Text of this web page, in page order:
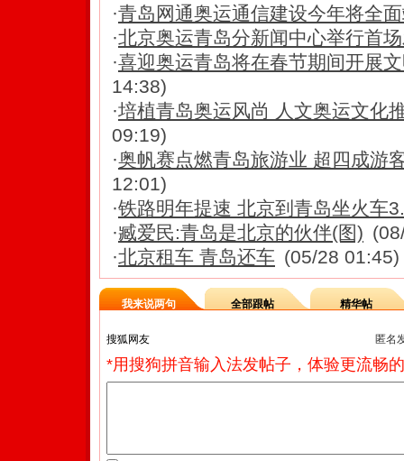
·青岛网通奥运通信建设今年将全
·北京奥运青岛分新闻中心举行首
·喜迎奥运青岛将在春节期间开展
14:38)
·培植青岛奥运风尚 人文奥运文化
09:19)
·奥帆赛点燃青岛旅游业 超四成游
12:01)
·铁路明年提速 北京到青岛坐火车
·臧爱民:青岛是北京的伙伴(图)
·北京租车 青岛还车 (05/28 01:45)
我来说两句 全部跟帖 精华帖
匿名
*用搜狗拼音输入法发帖子，体验更流畅